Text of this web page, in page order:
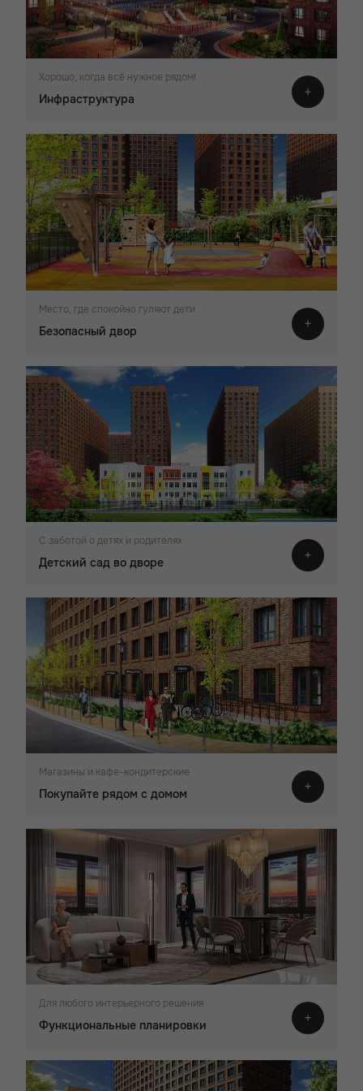
Хорошо, когда всё нужное рядом!
Инфраструктура
Место, где спокойно гуляют дети
Безопасный двор
С заботой о детях и родителях
Детский сад во дворе
Магазины и кафе-кондитерские
Покупайте рядом с домом
Для любого интерьерного решения
Функциональные планировки